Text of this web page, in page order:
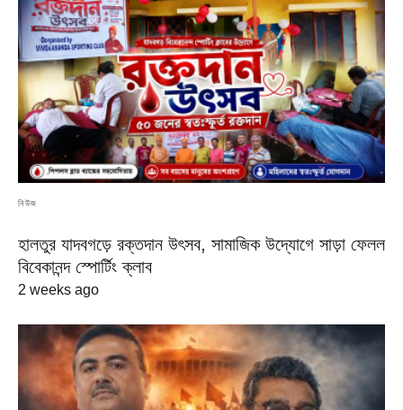
নিউজ
হালতুর যাদবগড়ে রক্তদান উৎসব, সামাজিক উদ্যোগে সাড়া ফেলল
বিবেকানন্দ স্পোর্টিং ক্লাব
2 weeks ago